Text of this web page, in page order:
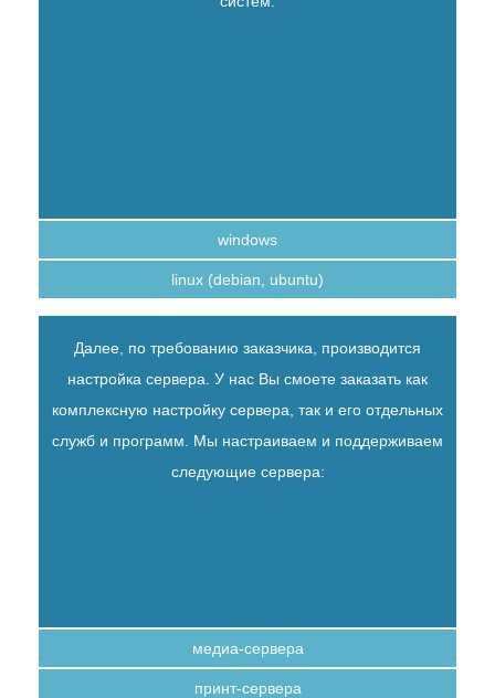
windows
linux (debian, ubuntu)
Далее, по требованию заказчика, производится
настройка сервера. У нас Вы смоете заказать как
комплексную настройку сервера, так и его отдельных
служб и программ. Мы настраиваем и поддерживаем
следующие сервера:
медиа-сервера
принт-сервера